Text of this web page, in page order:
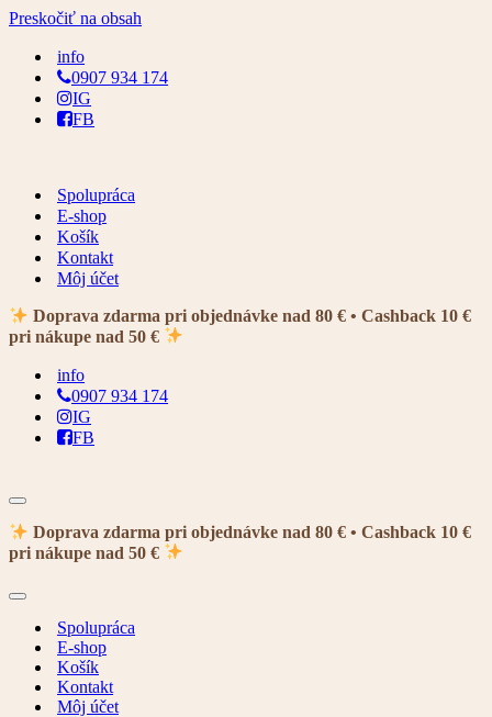
Preskočiť na obsah
info
0907 934 174
IG
FB
Spolupráca
E-shop
Košík
Kontakt
Môj účet
Doprava zdarma pri objednávke nad 80 € • Cashback 10 €
pri nákupe nad 50 €
info
0907 934 174
IG
FB
Menu
navigácie
Doprava zdarma pri objednávke nad 80 € • Cashback 10 €
pri nákupe nad 50 €
Menu
navigácieSpolupráca
E-shop
Košík
Kontakt
Môj účet